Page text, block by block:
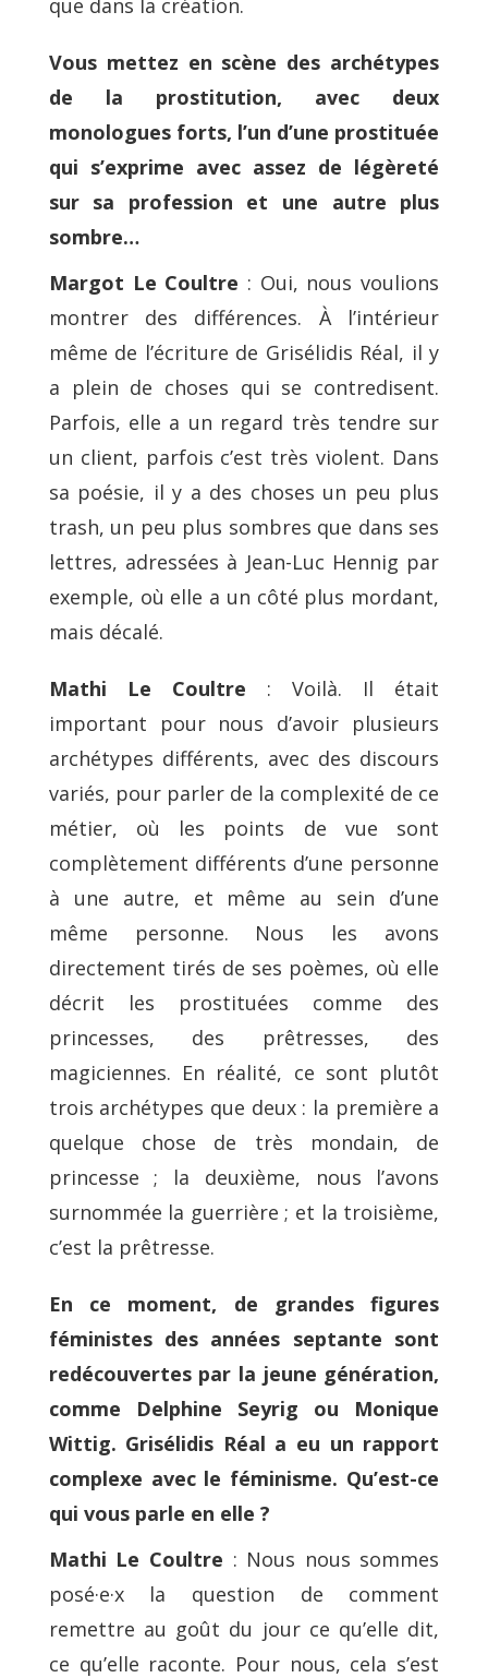
que dans la création.
Vous mettez en scène des archétypes
de la prostitution, avec deux
monologues forts, l’un d’une prostituée
qui s’exprime avec assez de légèreté
sur sa profession et une autre plus
sombre…
Margot Le Coultre : Oui, nous voulions
montrer des différences. À l’intérieur
même de l’écriture de Grisélidis Réal, il y
a plein de choses qui se contredisent.
Parfois, elle a un regard très tendre sur
un client, parfois c’est très violent. Dans
sa poésie, il y a des choses un peu plus
trash, un peu plus sombres que dans ses
lettres, adressées à Jean-Luc Hennig par
exemple, où elle a un côté plus mordant,
mais décalé.
Mathi Le Coultre : Voilà. Il était
important pour nous d’avoir plusieurs
archétypes différents, avec des discours
variés, pour parler de la complexité de ce
métier, où les points de vue sont
complètement différents d’une personne
à une autre, et même au sein d’une
même personne. Nous les avons
directement tirés de ses poèmes, où elle
décrit les prostituées comme des
princesses, des prêtresses, des
magiciennes. En réalité, ce sont plutôt
trois archétypes que deux : la première a
quelque chose de très mondain, de
princesse ; la deuxième, nous l’avons
surnommée la guerrière ; et la troisième,
c’est la prêtresse.
En ce moment, de grandes figures
féministes des années septante sont
redécouvertes par la jeune génération,
comme Delphine Seyrig ou Monique
Wittig. Grisélidis Réal a eu un rapport
complexe avec le féminisme. Qu’est-ce
qui vous parle en elle ?
Mathi Le Coultre : Nous nous sommes
posé·e·x la question de comment
remettre au goût du jour ce qu’elle dit,
ce qu’elle raconte. Pour nous, cela s’est